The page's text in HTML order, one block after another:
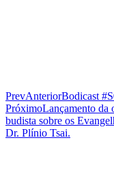
PrevAnteriorBodicast
PróximoLançamento da
budista sobre os
Dr. Plínio Tsai.